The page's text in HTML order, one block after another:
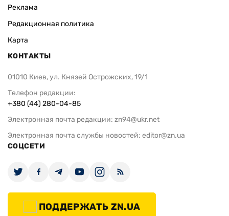
Реклама
Редакционная политика
Карта
КОНТАКТЫ
01010 Киев, ул. Князей Острожских, 19/1
Телефон редакции:
+380 (44) 280-04-85
Электронная почта редакции: zn94@ukr.net
Электронная почта службы новостей: editor@zn.ua
СОЦСЕТИ
ПОДДЕРЖАТЬ ZN.UA